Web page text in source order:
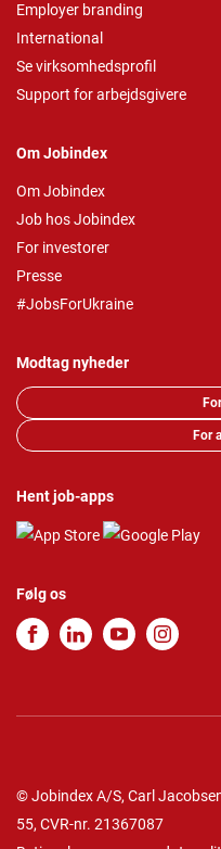
Employer branding
International
Se virksomhedsprofil
Support for arbejdsgivere
Om Jobindex
Om Jobindex
Job hos Jobindex
For investorer
Presse
#JobsForUkraine
Modtag nyheder
For
Hent job-apps
Følg os
© Jobindex A/S, Carl
55, CVR-nr. 21367087